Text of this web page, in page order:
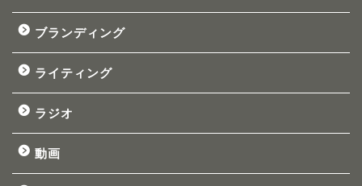
ブランディング
ライティング
ラジオ
動画